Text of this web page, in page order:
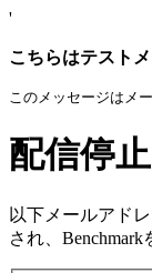
'
こちらはテストメ
このメッセージはメ
配信停止
以下メールアド
され、